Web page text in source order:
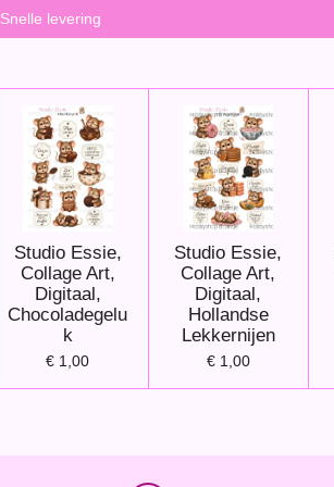
Snelle levering
Studio Essie,
Collage Art,
Digitaal,
Chocoladegelu
k
€ 1,00
Studio Essie,
Collage Art,
Digitaal,
Hollandse
Lekkernijen
€ 1,00